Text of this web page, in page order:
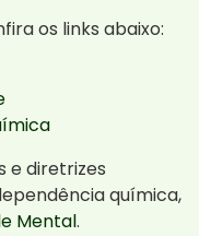
os links abaixo:
e diretrizes
química,
Mental.